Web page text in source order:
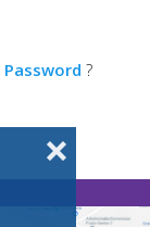
❌
Password ?